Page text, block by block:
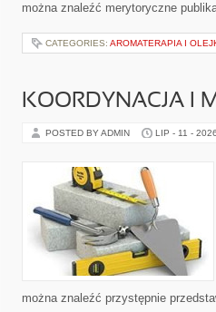
można znaleźć merytoryczne
CATEGORIES: AROMATERAPIA I
KOORDYNACJA I
POSTED BY ADMIN LIP - 11 - 2026
można znaleźć przystępnie